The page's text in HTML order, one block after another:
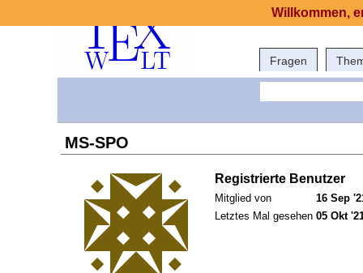
Fragen
MS-SPO
Registrierte Benutzer
Mitglied von
16 Sep
Letztes Mal gesehen 05 Okt
Willkommen,